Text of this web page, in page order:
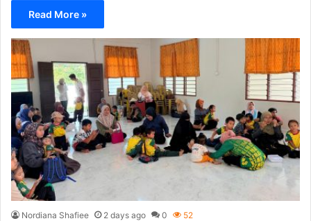
Read More »
Nordiana Shafiee 2 days ago 0 52